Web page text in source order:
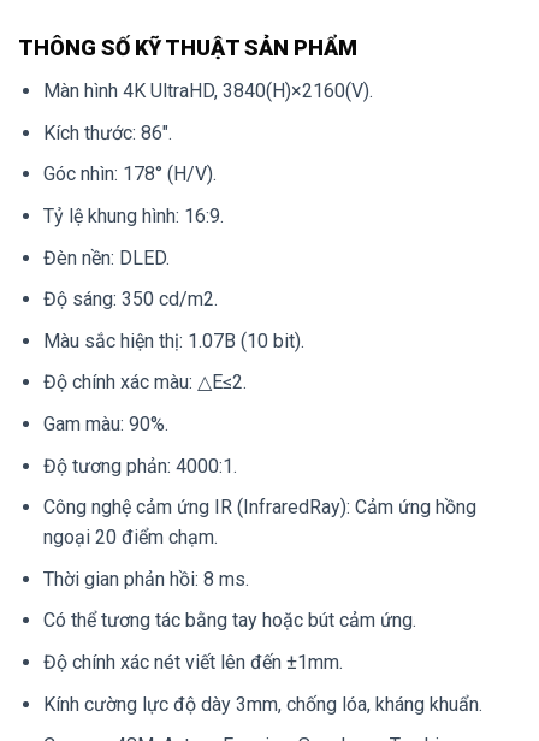
THÔNG SỐ KỸ THUẬT SẢN PHẨM
Màn hình 4K UltraHD, 3840(H)×2160(V).
Kích thước: 86″.
Góc nhìn: 178° (H/V).
Tỷ lệ khung hình: 16:9.
Đèn nền: DLED.
Độ sáng: 350 cd/m2.
Màu sắc hiện thị: 1.07B (10 bit).
Độ chính xác màu: △E≤2.
Gam màu: 90%.
Độ tương phản: 4000:1.
Công nghệ cảm ứng IR (InfraredRay): Cảm ứng hồng
ngoại 20 điểm chạm.
Thời gian phản hồi: 8 ms.
Có thể tương tác bằng tay hoặc bút cảm ứng.
Độ chính xác nét viết lên đến ±1mm.
Kính cường lực độ dày 3mm, chống lóa, kháng khuẩn.